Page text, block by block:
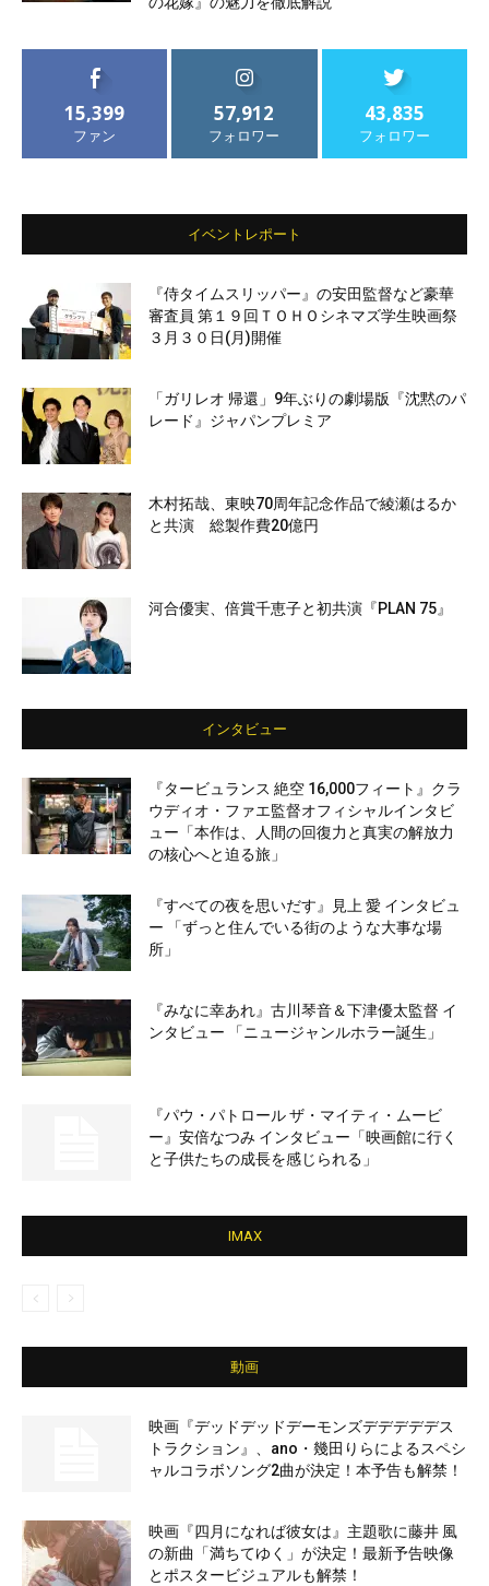
15,399
ファン
57,912
フォロワー
43,835
フォロワー
イベントレポート
『侍タイムスリッパー』の安田監督など豪華
審査員 第１９回ＴＯＨＯシネマズ学生映画祭
３月３０日(月)開催
「ガリレオ 帰還」9年ぶりの劇場版『沈黙のパ
レード』ジャパンプレミア
木村拓哉、東映70周年記念作品で綾瀬はるか
と共演 総製作費20億円
河合優実、倍賞千恵子と初共演『PLAN 75』
インタビュー
『タービュランス 絶空 16,000フィート』クラ
ウディオ・ファエ監督オフィシャルインタビ
ュー「本作は、人間の回復力と真実の解放力
の核心へと迫る旅」
『すべての夜を思いだす』見上 愛 インタビュ
ー 「ずっと住んでいる街のような大事な場
所」
『みなに幸あれ』古川琴音＆下津優太監督 イ
ンタビュー 「ニュージャンルホラー誕生」
『パウ・パトロール ザ・マイティ・ムービ
ー』安倍なつみ インタビュー「映画館に行く
と子供たちの成長を感じられる」
IMAX
動画
映画『デッドデッドデーモンズデデデデデス
トラクション』、ano・幾田りらによるスペシ
ャルコラボソング2曲が決定！本予告も解禁！
映画『四月になれば彼女は』主題歌に藤井 風
の新曲「満ちてゆく」が決定！最新予告映像
とポスタービジュアルも解禁！